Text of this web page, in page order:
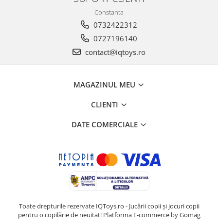
Constanta
0732422312
0727196140
contact@iqtoys.ro
MAGAZINUL MEU
CLIENTI
DATE COMERCIALE
Toate drepturile rezervate IQToys.ro - Jucării copii și jocuri copii
pentru o copilărie de neuitat! Platforma E-commerce by Gomag